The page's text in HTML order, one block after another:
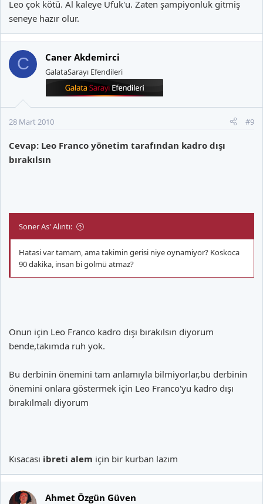
Leo çok kötü. Al kaleye Ufuk'u. Zaten şampiyonluk gitmiş
seneye hazır olur.
C Caner Akdemirci
GalataSarayı Efendileri
28 Mart 2010 #9
Cevap: Leo Franco yönetim tarafından kadro dışı
bırakılsın
Soner As' Alıntı:
Hatasi var tamam, ama takimin gerisi niye oynamiyor? Koskoca
90 dakika, insan bi golmü atmaz?
Onun için Leo Franco kadro dışı bırakılsın diyorum
bende,takımda ruh yok.
Bu derbinin önemini tam anlamıyla bilmiyorlar,bu derbinin
önemini onlara göstermek için Leo Franco'yu kadro dışı
bırakılmalı diyorum
Kısacası ibreti alem için bir kurban lazım
Ahmet Özgün Güven